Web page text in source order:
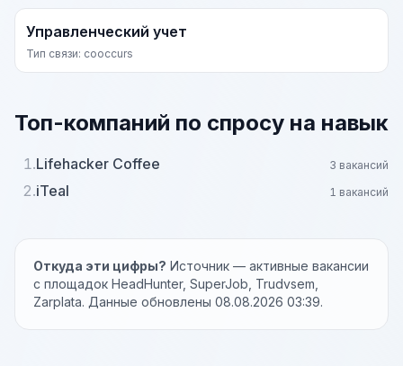
Управленческий учет
Тип связи: cooccurs
Топ-компаний по спросу на навык
1.Lifehacker Coffee 3 вакансий
2.iTeal 1 вакансий
Откуда эти цифры? Источник — активные вакансии
с площадок HeadHunter, SuperJob, Trudvsem,
Zarplata. Данные обновлены 08.08.2026 03:39.